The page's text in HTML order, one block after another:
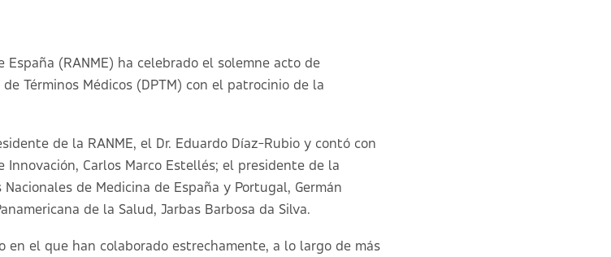
España (RANME) ha celebrado el solemne acto de
Términos Médicos (DPTM) con el patrocinio de la
de la RANME, el Dr. Eduardo Díaz-Rubio y contó con
Innovación, Carlos Marco Estellés; el presidente de la
de Medicina de España y Portugal, Germán
de la Salud, Jarbas Barbosa da Silva.
en el que han colaborado estrechamente, a lo largo de más